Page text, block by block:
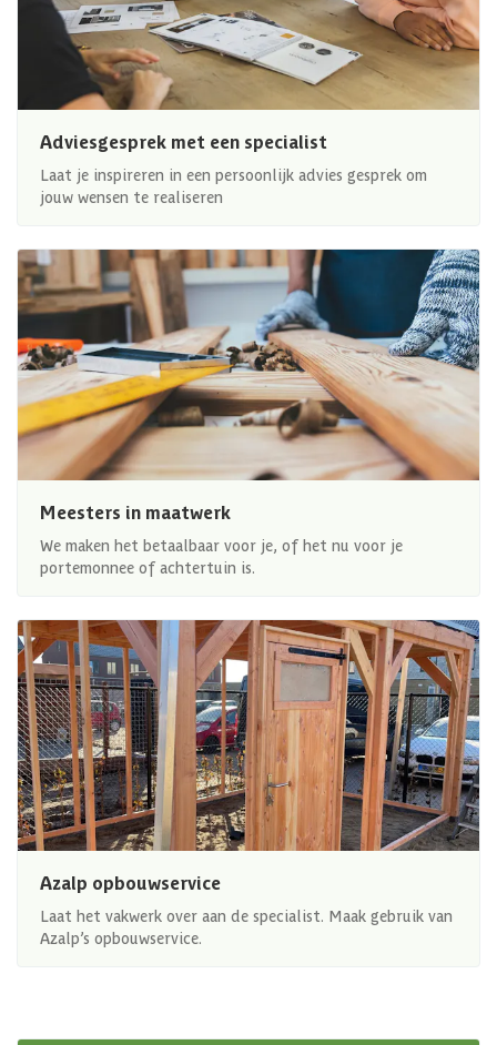
Adviesgesprek met een specialist
Laat je inspireren in een persoonlijk advies gesprek om
jouw wensen te realiseren
Meesters in maatwerk
We maken het betaalbaar voor je, of het nu voor je
portemonnee of achtertuin is.
Azalp opbouwservice
Laat het vakwerk over aan de specialist. Maak gebruik van
Azalp’s opbouwservice.